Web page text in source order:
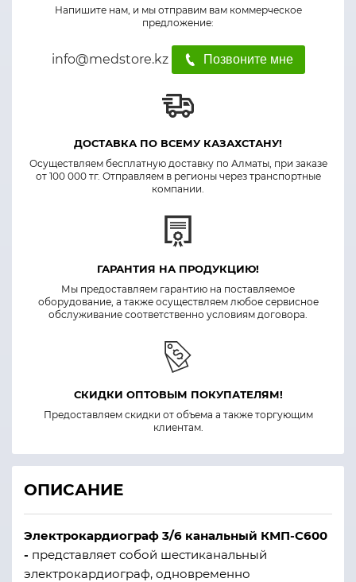
Напишите нам, и мы отправим вам коммерческое
предложение:
info@medstore.kz Позвоните мне
ДОСТАВКА ПО ВСЕМУ КАЗАХСТАНУ!
Осуществляем бесплатную доставку по Алматы, при заказе
от 100 000 тг. Отправляем в регионы через транспортные
компании.
ГАРАНТИЯ НА ПРОДУКЦИЮ!
Мы предоставляем гарантию на поставляемое
оборудование, а также осуществляем любое сервисное
обслуживание соответственно условиям договора.
СКИДКИ ОПТОВЫМ ПОКУПАТЕЛЯМ!
Предоставляем скидки от объема а также торгующим
клиентам.
ОПИСАНИЕ
Электрокардиограф 3/6 канальный КМП-C600
- представляет собой шестиканальный
электрокардиограф, одновременно